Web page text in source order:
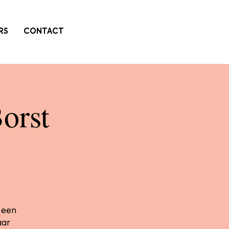
CONTACT